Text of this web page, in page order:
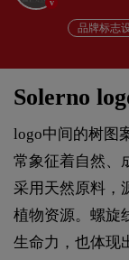
v
品牌标志
Solerno
logo中间的树图
常象征着自然、
采用天然原料，
植物资源。螺旋
生命力，也体现